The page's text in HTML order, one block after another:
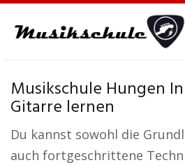
Musikschule Hungen
Gitarre lernen
Du kannst sowohl die
auch fortgeschrittene